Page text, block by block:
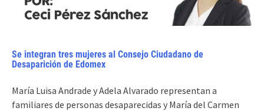
Se integran tres mujeres al Consejo Ciudadano de
Desaparición de Edomex
María Luisa Andrade y Adela Alvarado representan a
familiares de personas desaparecidas y María del Carmen